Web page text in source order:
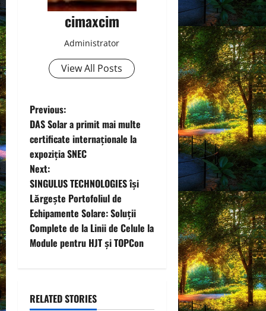
cimaxcim
Administrator
View All Posts
P
o
s
t
n
a
i
Previous:
DAS Solar a primit mai multe
certificate internaționale la
expoziția SNEC
Next:
SINGULUS TECHNOLOGIES își
Lărgește Portofoliul de
Echipamente Solare: Soluții
Complete de la Linii de Celule la
Module pentru HJT și TOPCon
RELATED STORIES